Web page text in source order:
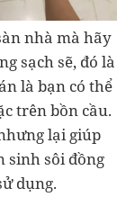
nhà mà hãy
sạch sẽ, đó là
là bạn có thể
trên bồn cầu.
lại giúp
sinh sôi đồng
dụng.